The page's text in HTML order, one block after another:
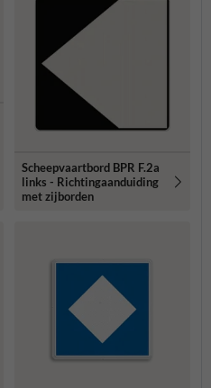
Scheepvaartbord BPR F.2a
links - Richtingaanduiding
met zijborden